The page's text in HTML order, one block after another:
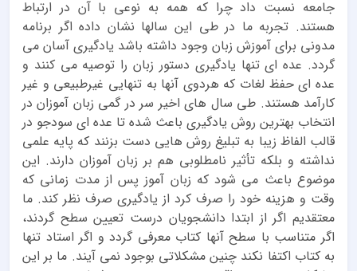
جامعه نسبت داد چرا که همه به نوعی با آن در ارتباط
هستند. تجربه ما در طی این سالها نشان داده اگر برنامه
مدونی برای آموزش زبان وجود داشته باشد یادگیری آسان می
گردد. عده ای تنها یادگیری دستور زبان را توصیه می کنند و
عده ای حفظ لغات که هردوی آنها به تنهایی غیرطبیعی و غیر
کارآمد هستند. طی سال های اخیر سر در گمی زبان آموزان در
انتخاب بهترین روش یادگیری باعث شده تا عده ای سودجو در
قالب الفاظ زیبا به تبلیغ روش هایی دست بزنند که پایه علمی
نداشته و بلکه تأثیر نامطلوبی هم بر زبان آموزان دارند. این
موضوع باعث می شود که زبان آموز پس از مدت زمانی که
وقت و هزینه خود را صرف کرد از یادگیری صرف نظر کند. ما
معتقدیم اگر از ابتدا دانشجویان درست تعیین سطح گردند،
اگر متناسب با سطح آنها کتاب معرفی گردد و اگر استاد تنها
به کتاب اکتفا نکند چنین مشکلاتی بوجود نمی آیند. ما بر این